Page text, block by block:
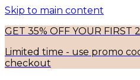
Skip to main content
GET 35% OFF YOUR FIRST
Limited time - use promo
checkout